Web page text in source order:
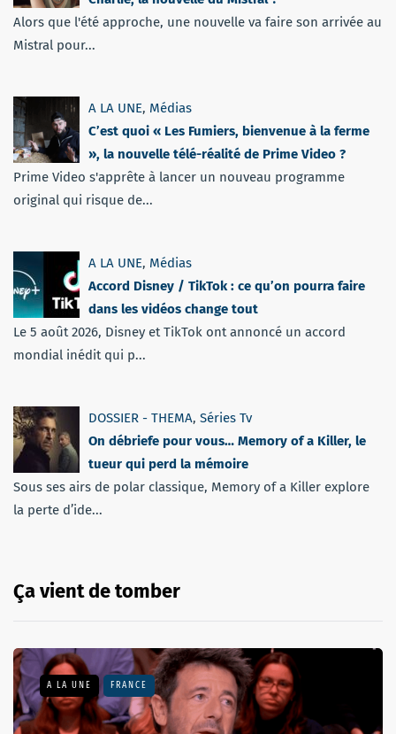
Alors que l'été approche, une nouvelle va faire son arrivée au
Mistral pour...
A LA UNE, Médias
C’est quoi « Les Fumiers, bienvenue à la ferme
», la nouvelle télé-réalité de Prime Video ?
Prime Video s'apprête à lancer un nouveau programme
original qui risque de...
A LA UNE, Médias
Accord Disney / TikTok : ce qu’on pourra faire
dans les vidéos change tout
Le 5 août 2026, Disney et TikTok ont annoncé un accord
mondial inédit qui p...
DOSSIER - THEMA, Séries Tv
On débriefe pour vous… Memory of a Killer, le
tueur qui perd la mémoire
Sous ses airs de polar classique, Memory of a Killer explore
la perte d’ide...
Ça vient de tomber
A LA UNE FRANCE